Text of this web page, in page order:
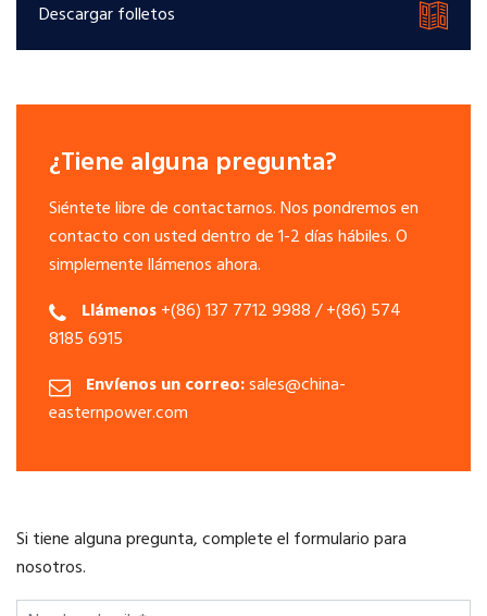
Descargar folletos
¿Tiene alguna pregunta?
Siéntete libre de contactarnos. Nos pondremos en
contacto con usted dentro de 1-2 días hábiles. O
simplemente llámenos ahora.
Llámenos+(86) 137 7712 9988 / +(86) 574
8185 6915
Envíenos un correo:sales@china-
easternpower.com
Si tiene alguna pregunta, complete el formulario para
nosotros.